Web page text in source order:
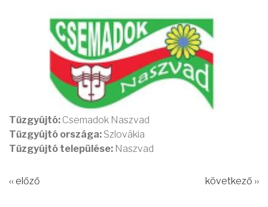
Tűzgyújtó: Csemadok Naszvad
Tűzgyújtó országa: Szlovákia
Tűzgyújtó települése: Naszvad
‹‹ előző következő ››